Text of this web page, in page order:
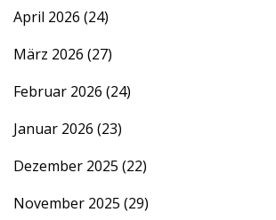
April 2026 (24)
März 2026 (27)
Februar 2026 (24)
Januar 2026 (23)
Dezember 2025 (22)
November 2025 (29)